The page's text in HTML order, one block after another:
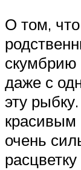
О том,
скумбрию
даже с
эту
очень